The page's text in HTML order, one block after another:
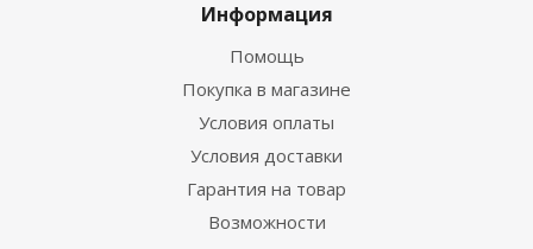
Информация
Помощь
Покупка в магазине
Условия оплаты
Условия доставки
Гарантия на товар
Возможности